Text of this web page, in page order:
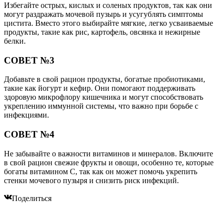
Избегайте острых, кислых и соленых продуктов, так как они
могут раздражать мочевой пузырь и усугублять симптомы
цистита. Вместо этого выбирайте мягкие, легко усваиваемые
продукты, такие как рис, картофель, овсянка и нежирные
белки.
СОВЕТ №3
Добавьте в свой рацион продукты, богатые пробиотиками,
такие как йогурт и кефир. Они помогают поддерживать
здоровую микрофлору кишечника и могут способствовать
укреплению иммунной системы, что важно при борьбе с
инфекциями.
СОВЕТ №4
Не забывайте о важности витаминов и минералов. Включите
в свой рацион свежие фрукты и овощи, особенно те, которые
богаты витамином C, так как он может помочь укрепить
стенки мочевого пузыря и снизить риск инфекций.
Поделиться